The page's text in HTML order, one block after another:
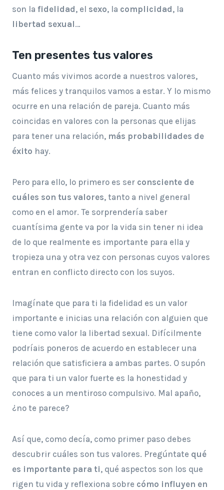
son la fidelidad, el sexo, la complicidad, la
libertad sexual…
Ten presentes tus valores
Cuanto más vivimos acorde a nuestros valores,
más felices y tranquilos vamos a estar. Y lo mismo
ocurre en una relación de pareja. Cuanto más
coincidas en valores con la personas que elijas
para tener una relación, más probabilidades de
éxito hay.
Pero para ello, lo primero es ser consciente de
cuáles son tus valores, tanto a nivel general
como en el amor. Te sorprendería saber
cuantísima gente va por la vida sin tener ni idea
de lo que realmente es importante para ella y
tropieza una y otra vez con personas cuyos valores
entran en conflicto directo con los suyos.
Imagínate que para ti la fidelidad es un valor
importante e inicias una relación con alguien que
tiene como valor la libertad sexual. Difícilmente
podríais poneros de acuerdo en establecer una
relación que satisficiera a ambas partes. O supón
que para ti un valor fuerte es la honestidad y
conoces a un mentiroso compulsivo. Mal apaño,
¿no te parece?
Así que, como decía, como primer paso debes
descubrir cuáles son tus valores. Pregúntate qué
es importante para ti, qué aspectos son los que
rigen tu vida y reflexiona sobre cómo influyen en